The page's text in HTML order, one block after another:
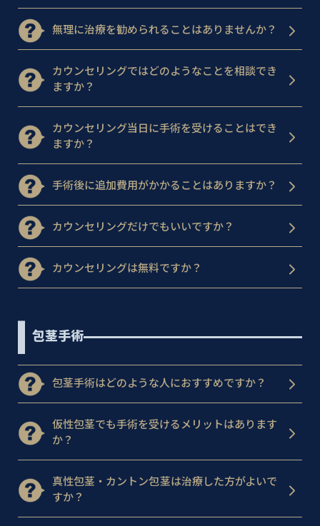
無理に治療を勧められることはありませんか？
カウンセリングではどのようなことを相談でき
ますか？
カウンセリング当日に手術を受けることはでき
ますか？
手術後に追加費用がかかることはありますか？
カウンセリングだけでもいいですか？
カウンセリングは無料ですか？
包茎手術
包茎手術はどのような人におすすめですか？
仮性包茎でも手術を受けるメリットはあります
か？
真性包茎・カントン包茎は治療した方がよいで
すか？